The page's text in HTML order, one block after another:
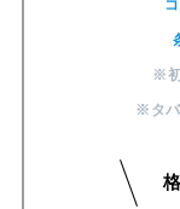
※
※タバ